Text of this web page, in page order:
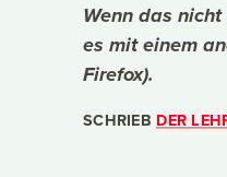
Wenn das
es mit einem
Firefox).
SCHRIEB DER